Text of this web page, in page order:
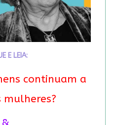
E LEIA:
continuam a